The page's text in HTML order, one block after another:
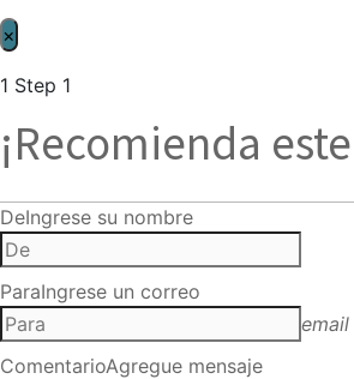
×
1 Step 1
¡Recomienda
DeIngrese su nombre
ParaIngrese un correo
email
ComentarioAgregue mensaje